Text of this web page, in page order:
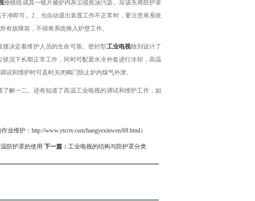
物镜组成其一镜片被炉内灰尘或焦油污染。应该先将防护罩
净即可。2、当自动退出装置工作不正常时，要注意将系统
有故障前，不得将系统推入炉壁工作。
决定着维护人员的生命可靠。密封型工业电视独到设计了
况下长期正常工作，同时可配置水冷外套进行冷却，高温
和维护时可及时关闭阀门防止炉内煤气外泄。
解一二。还有知道了高温工业电视的调试和维护工作，如
维护：http://www.ytcctv.com/hangyexinwen/69.html）
防护罩的使用 下一篇： 工业电视的结构与防护罩分类